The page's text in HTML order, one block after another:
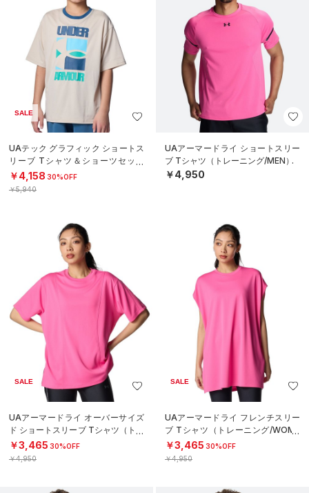
SALE
UAテック グラフィック ショートス
リーブ Tシャツ＆ショーツセット
（トレーニング/BOYS）
￥4,158 30%OFF
￥5,940
UAアーマードライ ショートスリー
ブ Tシャツ（トレーニング/MEN）
￥4,950
SALE
UAアーマードライ オーバーサイズ
ド ショートスリーブ Tシャツ（トレ
ーニング/WOMEN）
￥3,465 30%OFF
￥4,950
SALE
UAアーマードライ フレンチスリー
ブ Tシャツ（トレーニング/WOME
N）
￥3,465 30%OFF
￥4,950